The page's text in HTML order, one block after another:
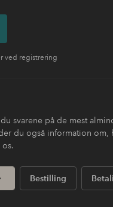
ved registrering
svarene på de mest
du også information om,
os.
Bestilling